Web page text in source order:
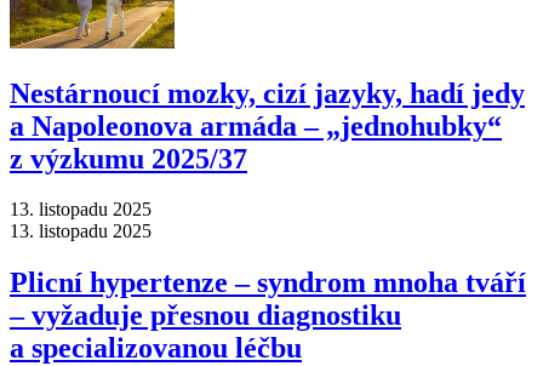
Nestárnoucí mozky, cizí jazyky, hadí jedy
a Napoleonova armáda –⁠ „jednohubky“
z výzkumu 2025/37
13. listopadu 2025
13. listopadu 2025
Plicní hypertenze –⁠ syndrom mnoha tváří
–⁠ vyžaduje přesnou diagnostiku
a specializovanou léčbu